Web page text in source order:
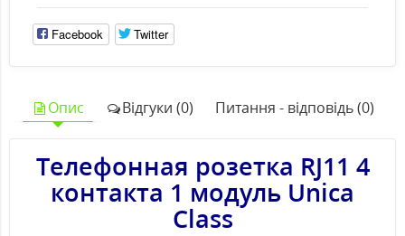
Facebook Twitter
Опис Відгуки (0) Питання - відповідь (0)
Телефонная розетка RJ11 4
контакта 1 модуль Unica
Class